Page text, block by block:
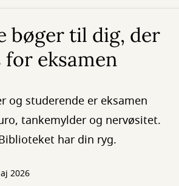
bøger til dig, der
for eksamen
og studerende er eksamen
tankemylder og nervøsitet.
har din ryg.
2026